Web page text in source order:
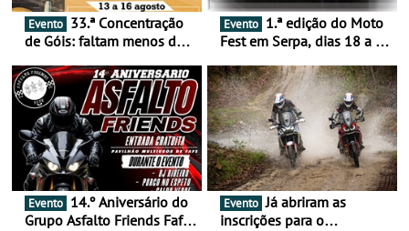
Evento
de Góis: faltam menos de
16 de agosto
Evento
Fest em Serpa, dias 18 a 20
duas rodas invade o Baixo
Alentejo
Evento
Grupo Asfalto Friends Fafe,
Evento Já abriram as
inscrições para o